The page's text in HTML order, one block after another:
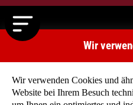
Wir
Wir verwenden Cookies und
Website bei Ihrem Besuch